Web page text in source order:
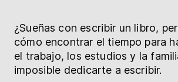
¿Sueñas con escribir un libro,
cómo encontrar el tiempo para
el trabajo, los estudios y la
imposible dedicarte a escribir.